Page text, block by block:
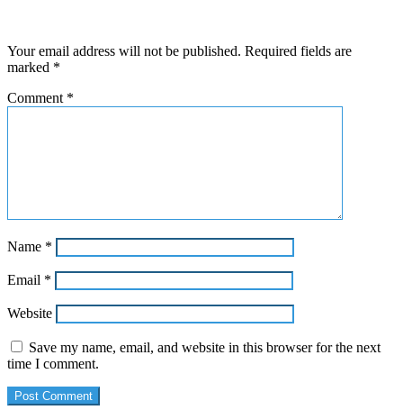
Your email address will not be published. Required fields are
marked *
Comment *
Name *
Email *
Website
Save my name, email, and website in this browser for the next
time I comment.